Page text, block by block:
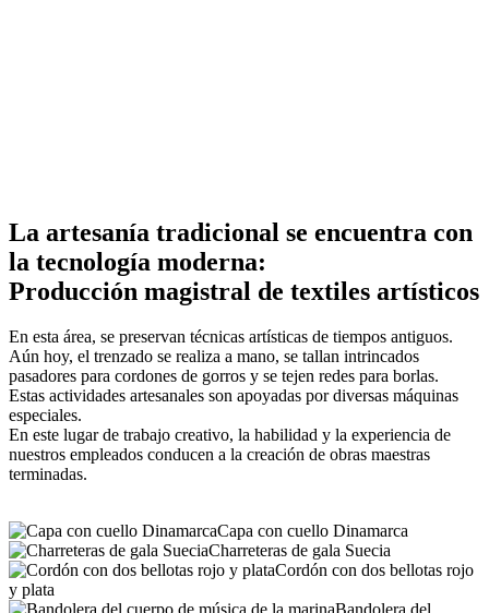
La artesanía tradicional se encuentra con
la tecnología moderna:
Producción magistral de textiles artísticos
En esta área, se preservan técnicas artísticas de tiempos antiguos.
Aún hoy, el trenzado se realiza a mano, se tallan intrincados
pasadores para cordones de gorros y se tejen redes para borlas.
Estas actividades artesanales son apoyadas por diversas máquinas
especiales.
En este lugar de trabajo creativo, la habilidad y la experiencia de
nuestros empleados conducen a la creación de obras maestras
terminadas.
Capa con cuello Dinamarca
Charreteras de gala Suecia
Cordón con dos bellotas rojo
y plata